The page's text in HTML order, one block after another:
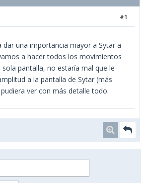
#1
dar una importancia mayor a Sytar a
a hacer todos los movimientos
pantalla, no estaría mal que le
a la pantalla de Sytar (más
ver con más detalle todo.